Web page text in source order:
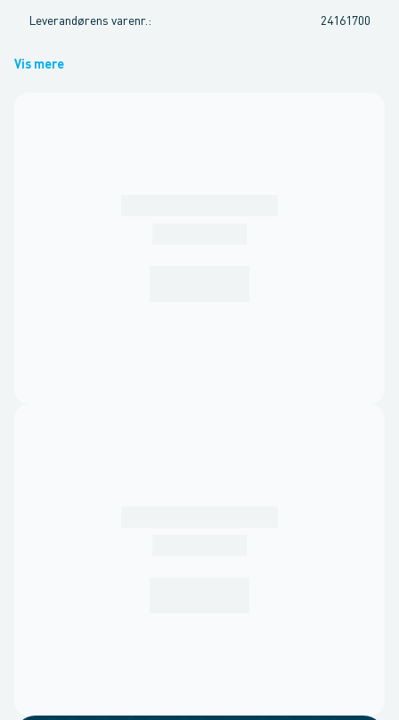
Leverandørens varenr. : 24161700
Vis mere